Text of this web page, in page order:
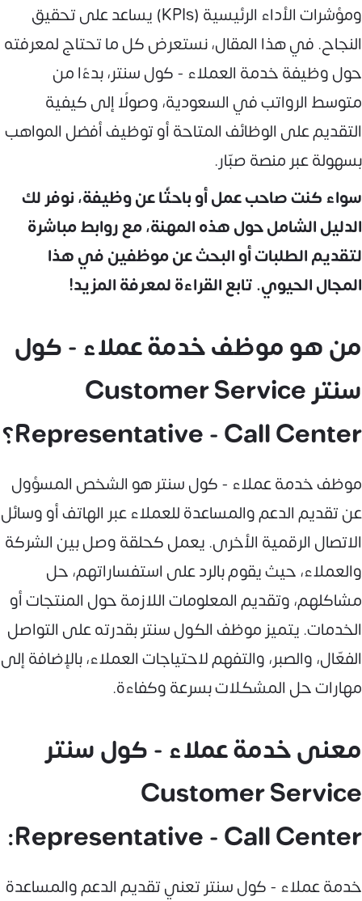
ومؤشرات الأداء الرئيسية (KPIs) يساعد على تحقيق
النجاح. في هذا المقال، نستعرض كل ما تحتاج لمعرفته
حول وظيفة خدمة العملاء - كول سنتر، بدءًا من
متوسط الرواتب في السعودية، وصولًا إلى كيفية
التقديم على الوظائف المتاحة أو توظيف أفضل المواهب
بسهولة عبر منصة صبّار.
سواء كنت صاحب عمل أو باحثًا عن وظيفة، نوفر لك
الدليل الشامل حول هذه المهنة، مع روابط مباشرة
لتقديم الطلبات أو البحث عن موظفين في هذا
المجال الحيوي. تابع القراءة لمعرفة المزيد!
من هو موظف خدمة عملاء - كول
سنتر Customer Service
Representative - Call Center؟
موظف خدمة عملاء - كول سنتر هو الشخص المسؤول
عن تقديم الدعم والمساعدة للعملاء عبر الهاتف أو وسائل
الاتصال الرقمية الأخرى. يعمل كحلقة وصل بين الشركة
والعملاء، حيث يقوم بالرد على استفساراتهم، حل
مشاكلهم، وتقديم المعلومات اللازمة حول المنتجات أو
الخدمات. يتميز موظف الكول سنتر بقدرته على التواصل
الفعّال، والصبر، والتفهم لاحتياجات العملاء، بالإضافة إلى
مهارات حل المشكلات بسرعة وكفاءة.
معنى خدمة عملاء - كول سنتر
Customer Service
Representative - Call Center:
خدمة عملاء - كول سنتر تعني تقديم الدعم والمساعدة